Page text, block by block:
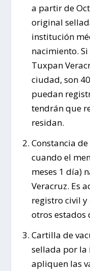
a partir de
original
institución
nacimiento.
Tuxpan
ciudad, son
puedan
tendrán que
residan.
Constancia
cuando el
meses 1 día)
Veracruz. Es
registro civil
otros estados
Cartilla de
sellada por la
apliquen las